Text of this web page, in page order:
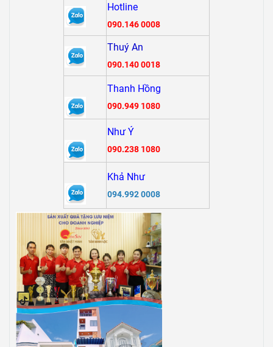
Hotline
090.146 0008
Thuý An
090.140 0018
Thanh Hồng
090.949 1080
Như Ý
090.238 1080
Khả Như
094.992 0008